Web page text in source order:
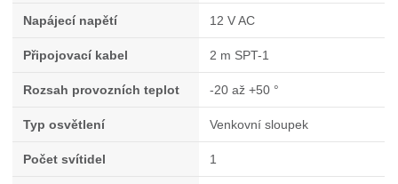
Napájecí napětí 12 V AC
Připojovací kabel 2 m SPT-1
Rozsah provozních teplot -20 až +50 °
Typ osvětlení Venkovní sloupek
Počet svítidel 1